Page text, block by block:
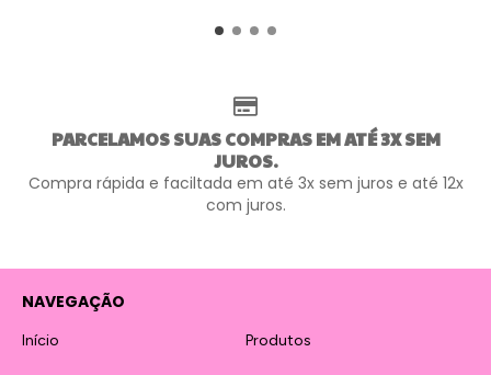
PARCELAMOS SUAS COMPRAS EM ATÉ 3X SEM
JUROS.
Compra rápida e faciltada em até 3x sem juros e até 12x
com juros.
NAVEGAÇÃO
Início Produtos